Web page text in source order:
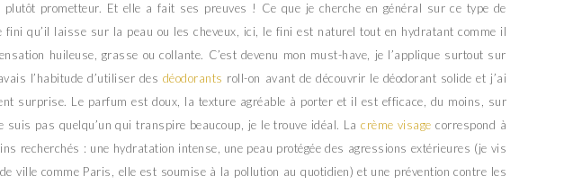
prometteur. Et elle a fait ses preuves ! Ce que je cherche en général sur ce type de
fini qu’il laisse sur la peau ou les cheveux, ici, le fini est naturel tout en hydratant comme il
huileuse, grasse ou collante. C’est devenu mon must-have, je l’applique surtout sur
l’habitude d’utiliser des déodorants roll-on avant de découvrir le déodorant solide et j’ai
surprise. Le parfum est doux, la texture agréable à porter et il est efficace, du moins, sur
suis pas quelqu’un qui transpire beaucoup, je le trouve idéal. Lacrème visage correspond à
recherchés : une hydratation intense, une peau protégée des agressions extérieures (je vis
ville comme Paris, elle est soumise à la pollution au quotidien) et une prévention contre les